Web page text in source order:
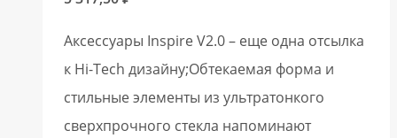
Аксессуары Inspire V2.0 – еще одна отсылка
к Hi-Tech дизайну;Обтекаемая форма и
стильные элементы из ультратонкого
сверхпрочного стекла напоминают